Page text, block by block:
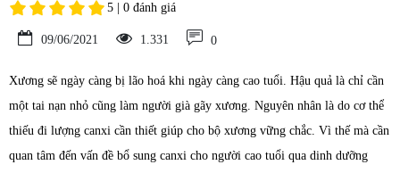
5 | 0 đánh giá
09/06/2021 1.331 0
Xương sẽ ngày càng bị lão hoá khi ngày càng cao tuổi. Hậu quả là chỉ cần
một tai nạn nhỏ cũng làm người già gãy xương. Nguyên nhân là do cơ thể
thiếu đi lượng canxi cần thiết giúp cho bộ xương vững chắc. Vì thế mà cần
quan tâm đến vấn đề bổ sung canxi cho người cao tuổi qua dinh dưỡng